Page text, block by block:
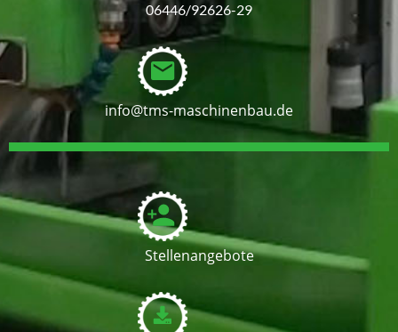
06446/92626-29
info@tms-maschinenbau.de
Stellenangebote